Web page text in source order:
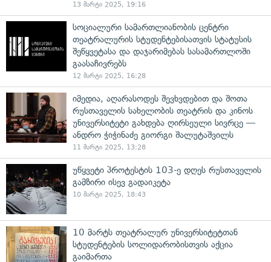
13 მარტი 2025, 19:16
სოციალური სამართლიანობის ცენტრი
თეატრალურის სტუდენტებისათვის სტატუსის
შეწყვეტასა და დაჯარიმებას სასამართლოში
გაასაჩივრებს
12 მარტი 2025, 16:28
იმედია, აღარასოდეს შევხვდებით და შოთა
რუსთაველის სახელობის თეატრის და კინოს
უნივერსიტეტი გახდება ღირსეული სივრცე —
ანდრო ჭიჭინაძე გიორგი შალუტაშვილს
11 მარტი 2025, 13:28
უწყვეტი პროტესტის 103-ე დღეს რუსთაველის
გამზირი ისევ გადაიკეტა
10 მარტი 2025, 18:43
10 მარტს თეატრალურ უნივერსიტეტთან
სტუდენტების სოლიდარობისთვის აქცია
გაიმართა